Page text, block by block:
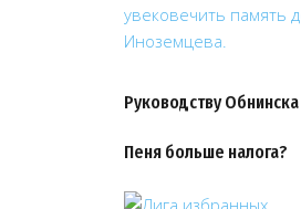
Руководству
Пеня больше налога?